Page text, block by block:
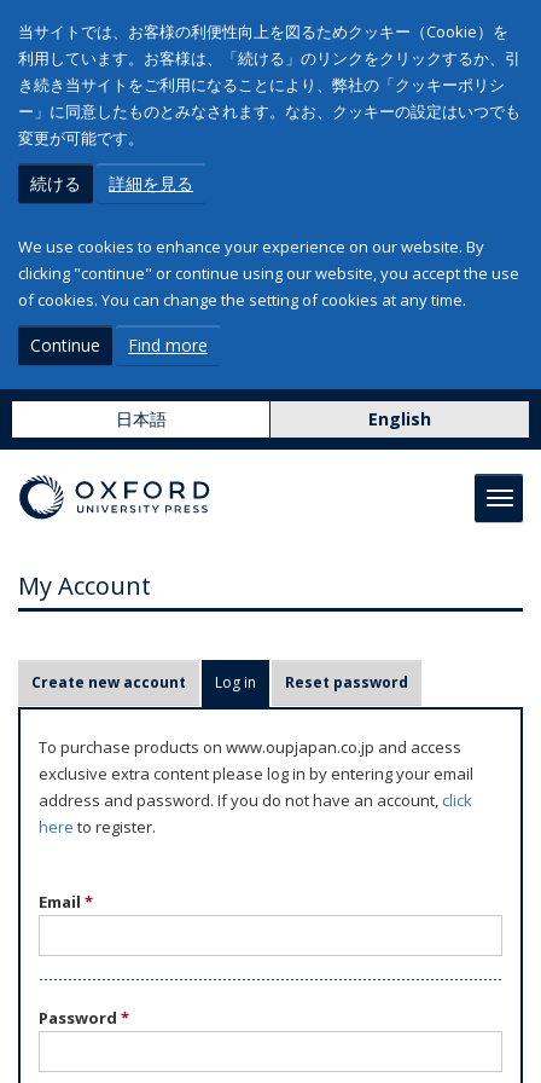
当サイトでは、お客様の利便性向上を図るためクッキー（Cookie）を
利用しています。お客様は、「続ける」のリンクをクリックするか、引
き続き当サイトをご利用になることにより、弊社の「クッキーポリシ
ー」に同意したものとみなされます。なお、クッキーの設定はいつでも
変更が可能です。
続ける 詳細を見る
We use cookies to enhance your experience on our website. By
clicking "continue" or continue using our website, you accept the use
of cookies. You can change the setting of cookies at any time.
Continue Find more
日本語 English
My Account
r
m
Create new account Log in (active tab)
Reset password
To purchase products on www.oupjapan.co.jp and access
exclusive extra content please log in by entering your email
address and password. If you do not have an account,click
here to register.
Email *
Password *